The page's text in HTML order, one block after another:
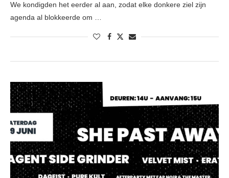
We kondigden het eerder al aan, zodat elke donkere ziel zijn
agenda al blokkeerde om …